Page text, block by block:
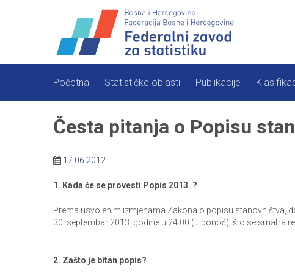
Početna Statističke oblasti Publikacije
Česta pitanja o Popisu
17.06.2012
1. Kada će se provesti Popis 2013. ?
Prema usvojenim izmjenama Zakona o popisu stanovništva,
30. septembar 2013. godine u 24.00 (u ponoć), što se smatra
2. Zašto je bitan popis?